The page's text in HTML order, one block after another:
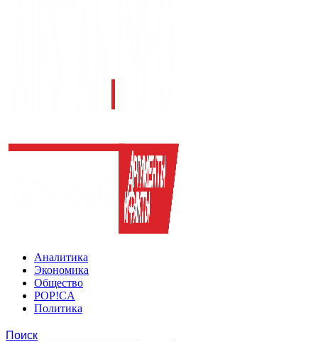
Аналитика
Экономика
Общество
POP!CA
Политика
Поиск